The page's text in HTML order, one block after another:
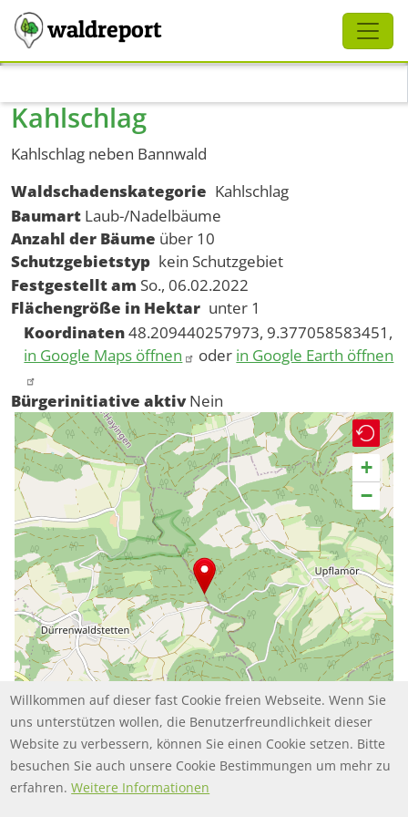
waldreport
Kahlschlag
Kahlschlag neben Bannwald
Waldschadenskategorie Kahlschlag
Baumart Laub-/Nadelbäume
Anzahl der Bäume über 10
Schutzgebietstyp kein Schutzgebiet
Festgestellt am So., 06.02.2022
Flächengröße in Hektar unter 1
Koordinaten48.209440257973, 9.377058583451,
in Google Maps öffnen
oder in Google Earth öffnen
Bürgerinitiative aktiv Nein
+
−
Leaflet | ©OpenStreetMapcontributors
Schliessen
Willkommen auf dieser fast Cookie freien Webseite. Wenn Sie
uns unterstützen wollen, die Benutzerfreundlichkeit dieser
Website zu verbessern, können Sie einen Cookie setzen. Bitte
besuchen Sie auch unsere Cookie Bestimmungen um mehr zu
erfahren. Weitere Informationen